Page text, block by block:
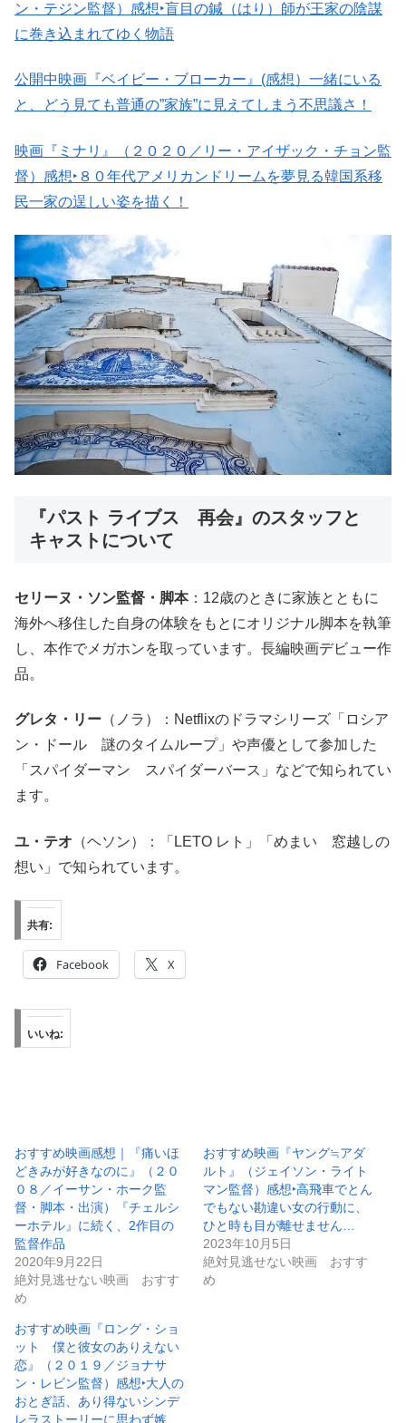
ン・テジン監督）感想‣盲目の鍼（はり）師が王家の陰謀
に巻き込まれてゆく物語
公開中映画『ベイビー・ブローカー』(感想）一緒にいる
と、どう見ても普通の”家族”に見えてしまう不思議さ！
映画『ミナリ』（２０２０／リー・アイザック・チョン監
督）感想‣８０年代アメリカンドリームを夢見る韓国系移
民一家の逞しい姿を描く！
『パスト ライブス 再会』のスタッフと
キャストについて
セリーヌ・ソン監督・脚本：12歳のときに家族とともに
海外へ移住した自身の体験をもとにオリジナル脚本を執筆
し、本作でメガホンを取っています。長編映画デビュー作
品。
グレタ・リー （ノラ）：Netflixのドラマシリーズ「ロシア
ン・ドール 謎のタイムループ」や声優として参加した
「スパイダーマン スパイダーバース」などで知られてい
ます。
ユ・テオ （ヘソン）：「LETO レト」「めまい 窓越しの
想い」で知られています。
共有:
Facebook X
いいね:
おすすめ映画感想｜『痛いほ
どきみが好きなのに』（２０
０８／イーサン・ホーク監
督・脚本・出演）『チェルシ
ーホテル』に続く、2作目の
監督作品
2020年9月22日
絶対見逃せない映画 おすす
め
おすすめ映画『ヤング≒アダ
ルト』（ジェイソン・ライト
マン監督）感想‣高飛車でとん
でもない勘違い女の行動に、
ひと時も目が離せません…
2023年10月5日
絶対見逃せない映画 おすす
め
おすすめ映画『ロング・ショ
ット 僕と彼女のありえない
恋』（２０１９／ジョナサ
ン・レビン監督）感想‣大人の
おとぎ話、あり得ないシンデ
レラストーリーに思わず嫉